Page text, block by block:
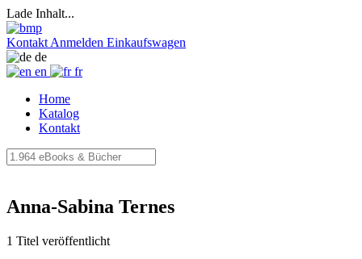
Lade Inhalt...
Kontakt Anmelden Einkaufswagen
de
en
fr
Home
Katalog
Kontakt
Anna-Sabina Ternes
1 Titel veröffentlicht